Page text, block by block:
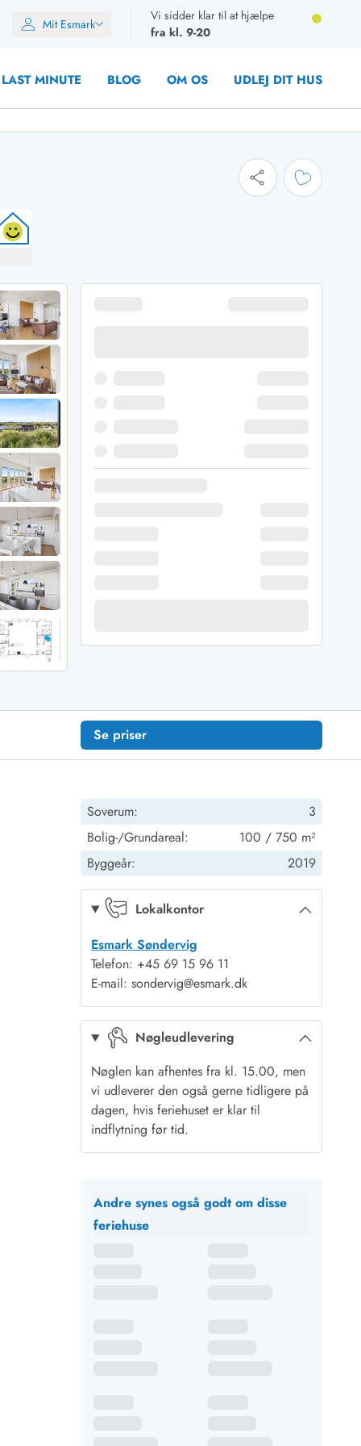
Mit Esmark
Vi sidder klar til at hjælpe
fra kl. 9-20
LAST MINUTE BLOG OM OS UDLEJ DIT HUS
Se priser
Soverum:
3
Bolig-/Grundareal:
100 / 750 m²
Byggeår:
2019
Lokalkontor
Esmark Søndervig
Telefon: +45 69 15 96 11
E-mail: sondervig@esmark.dk
Nøgleudlevering
Nøglen kan afhentes fra kl. 15.00, men
vi udleverer den også gerne tidligere på
dagen, hvis feriehuset er klar til
indflytning før tid.
Andre synes også godt om disse
feriehuse